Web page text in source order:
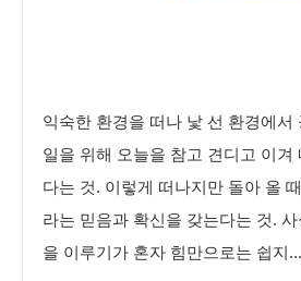
익숙한 환경을 떠나 낯 선 환경에서
일을 위해 오늘을 참고 견디고 이겨
다는 것. 이렇게 떠나지만 돌아 올
라는 믿음과 확신을 갖는다는 것.
을 이루기가 혼자 힘만으로는 쉽지...